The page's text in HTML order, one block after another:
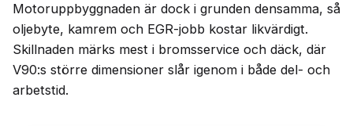
Motoruppbyggnaden är dock i grunden densamma, så
oljebyte, kamrem och EGR-jobb kostar likvärdigt.
Skillnaden märks mest i bromsservice och däck, där
V90:s större dimensioner slår igenom i både del- och
arbetstid.